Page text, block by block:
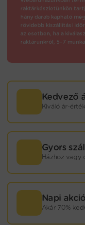
raktárkészletünkön
hány darab kapható
rövidebb kiszállítási
az esetben, ha a
raktárunkról, 5–7
Kedvező
Kiváló ár-
Gyors
Házhoz vagy
Napi
Akár 70%